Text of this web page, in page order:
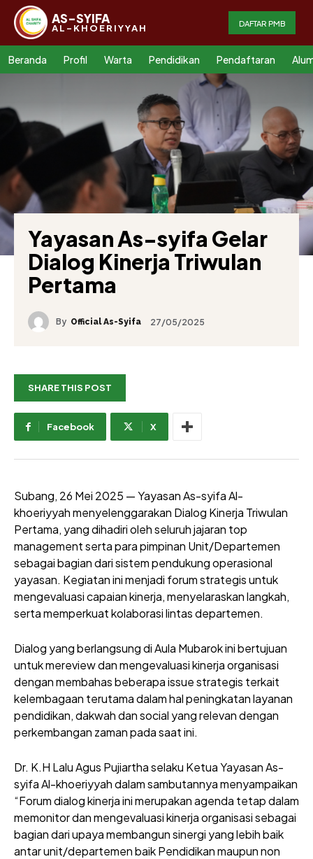
AS-SYIFA
AL-KHOERIYYAH DAFTAR PMB
Beranda Profil Warta Pendidikan Pendaftaran
Yayasan As-syifa Gelar
Dialog Kinerja Triwulan
Pertama
By Official As-Syifa 27/05/2025
SHARE THIS POST
Facebook X
Subang, 26 Mei 2025 — Yayasan As-syifa Al-
khoeriyyah menyelenggarakan Dialog Kinerja Triwulan
Pertama, yang dihadiri oleh seluruh jajaran top
management serta para pimpinan Unit/Departemen
sebagai bagian dari sistem pendukung operasional
yayasan. Kegiatan ini menjadi forum strategis untuk
mengevaluasi capaian kinerja, menyelaraskan langkah,
serta memperkuat kolaborasi lintas departemen.
Dialog yang berlangsung di Aula Mubarok ini bertujuan
untuk mereview dan mengevaluasi kinerja organisasi
dengan membahas beberapa issue strategis terkait
kelembagaan terutama dalam hal peningkatan layanan
pendidikan, dakwah dan social yang relevan dengan
perkembangan zaman pada saat ini.
Dr. K.H Lalu Agus Pujiartha selaku Ketua Yayasan As-
syifa Al-khoeriyyah dalam sambutannya menyampaikan
“Forum dialog kinerja ini merupakan agenda tetap dalam
memonitor dan mengevaluasi kinerja organisasi sebagai
bagian dari upaya membangun sinergi yang lebih baik
antar unit/departemen baik Pendidikan maupun non